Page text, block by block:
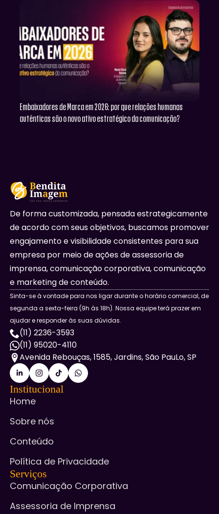
Embaixadores de Marca em 2026: por que relações humanas
autênticas são o novo ativo estratégico da comunicação?
De forma customizada, pensada estrategicamente
de acordo com seus objetivos, buscamos promover
engajamento e visibilidade consistentes para sua
empresa por meio de ações de assessoria de
imprensa, comunicação corporativa, comunicação
e marketing de conteúdo.
Sinta-se à vontade para nos ligar durante o horário comercial, de
segunda a sexta-feira (9h às 18h). Nossa equipe terá prazer em
ajudar e responder às suas dúvidas.
(11) 2236-3593
(11) 95020-4110
Avenida Rebouças, 1585, Jardins, São PauLo, SP
Institucional
Home
Sobre nós
Conteúdo
Política de Privacidade
Serviços
Comunicação Corporativa
Assessoria de Imprensa